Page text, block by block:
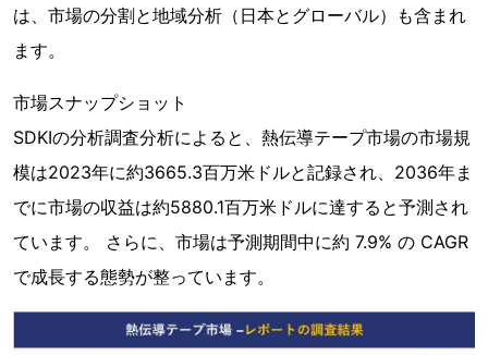
は、市場の分割と地域分析（日本とグローバル）も含まれ
ます。
市場スナップショット
SDKIの分析調査分析によると、熱伝導テープ市場の市場規
模は2023年に約3665.3百万米ドルと記録され、2036年ま
でに市場の収益は約5880.1百万米ドルに達すると予測され
ています。 さらに、市場は予測期間中に約 7.9% の CAGR
で成長する態勢が整っています。